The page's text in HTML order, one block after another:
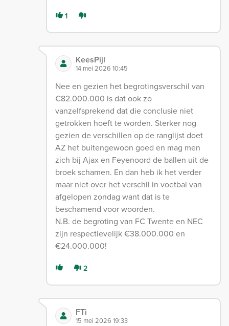
1
KeesPijl
14 mei 2026 10:45
Nee en gezien het begrotingsverschil van
€82.000.000 is dat ook zo
vanzelfsprekend dat die conclusie niet
getrokken hoeft te worden. Sterker nog
gezien de verschillen op de ranglijst doet
AZ het buitengewoon goed en mag men
zich bij Ajax en Feyenoord de ballen uit de
broek schamen. En dan heb ik het verder
maar niet over het verschil in voetbal van
afgelopen zondag want dat is te
beschamend voor woorden.
N.B. de begroting van FC Twente en NEC
zijn respectievelijk €38.000.000 en
€24.000.000!
2
FTi
15 mei 2026 19:33